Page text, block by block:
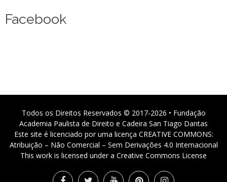
Facebook
Todos os Direitos Reservados © 2017-2026 • Fundação
Academia Paulista de Direito e Cadeira San Tiago Dantas
Este site é licenciado por uma licença CREATIVE COMMONS:
Atribuição – Não Comercial – Sem Derivações 4.0 Internacional
This work is licensed under a Creative Commons License